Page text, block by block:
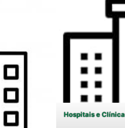
Hospitais e